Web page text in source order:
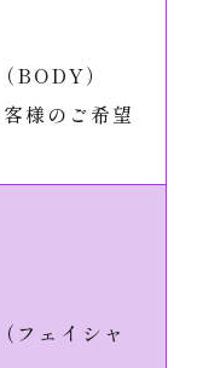
BODY）
様のご希望
フェイシャ